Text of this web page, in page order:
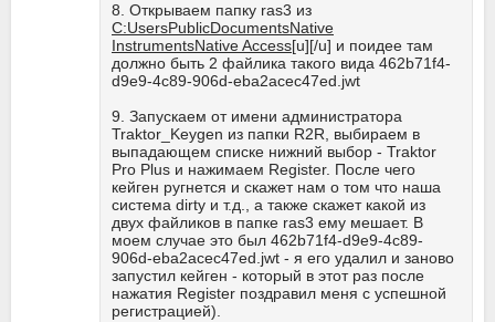
8. Открываем папку ras3 из
C:UsersPublicDocumentsNative
InstrumentsNative Access[u][/u] и поидее там
должно быть 2 файлика такого вида 462b71f4-
d9e9-4c89-906d-eba2acec47ed.jwt
9. Запускаем от имени администратора
Traktor_Keygen из папки R2R, выбираем в
выпадающем списке нижний выбор - Traktor
Pro Plus и нажимаем Register. После чего
кейген ругнется и скажет нам о том что наша
система dirty и т.д., а также скажет какой из
двух файликов в папке ras3 ему мешает. В
моем случае это был 462b71f4-d9e9-4c89-
906d-eba2acec47ed.jwt - я его удалил и заново
запустил кейген - который в этот раз после
нажатия Register поздравил меня с успешной
регистрацией).